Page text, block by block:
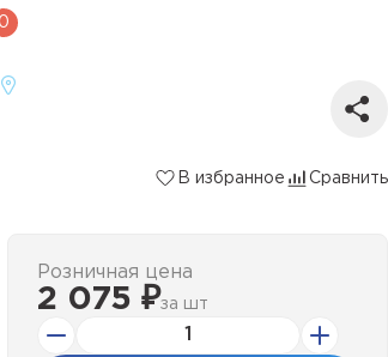
В избранное Сравнить
Розничная цена
2 075 ₽за шт